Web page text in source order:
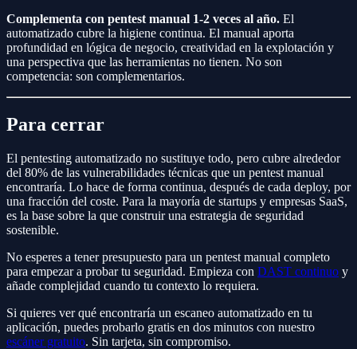
Complementa con pentest manual 1-2 veces al año. El
automatizado cubre la higiene continua. El manual aporta
profundidad en lógica de negocio, creatividad en la explotación y
una perspectiva que las herramientas no tienen. No son
competencia: son complementarios.
Para cerrar
El pentesting automatizado no sustituye todo, pero cubre alrededor
del 80% de las vulnerabilidades técnicas que un pentest manual
encontraría. Lo hace de forma continua, después de cada deploy, por
una fracción del coste. Para la mayoría de startups y empresas SaaS,
es la base sobre la que construir una estrategia de seguridad
sostenible.
No esperes a tener presupuesto para un pentest manual completo
para empezar a probar tu seguridad. Empieza con DAST continuo y
añade complejidad cuando tu contexto lo requiera.
Si quieres ver qué encontraría un escaneo automatizado en tu
aplicación, puedes probarlo gratis en dos minutos con nuestro
escáner gratuito. Sin tarjeta, sin compromiso.